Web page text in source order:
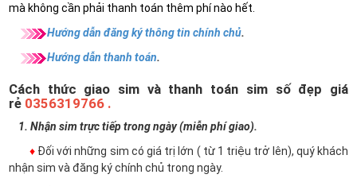
mà không cần phải thanh toán thêm phí nào hết.
Hướng dẫn đăng ký thông tin chính chủ.
Hướng dẫn thanh toán.
Cách thức giao sim và thanh toán sim số đẹp giá
rẻ 0356319766 .
1. Nhận sim trực tiếp trong ngày (miễn phí giao).
♦ Đối với những sim có giá trị lớn ( từ 1 triệu trở lên), quý khách
nhận sim và đăng ký chính chủ trong ngày.